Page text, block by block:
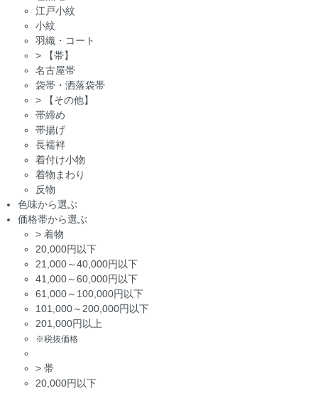
江戸小紋
小紋
羽織・コート
>
【帯】
名古屋帯
袋帯・洒落袋帯
>
【その他】
帯締め
帯揚げ
長襦袢
着付け小物
着物まわり
反物
色味から選ぶ
価格帯から選ぶ
> 着物
20,000円以下
21,000～40,000円以下
41,000～60,000円以下
61,000～100,000円以下
101,000～200,000円以下
201,000円以上
※税抜価格
> 帯
20,000円以下